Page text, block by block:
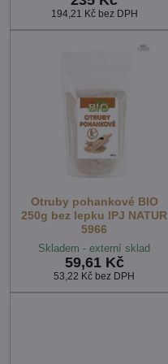
194,21 Kč bez DPH
Otruby pohankové BIO
250g bez lepku IPJ NATUR
5966
Skladem - externí sklad
59,61 Kč
53,22 Kč bez DPH